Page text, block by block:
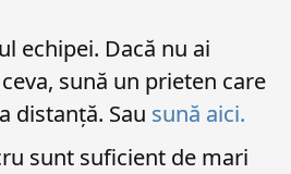
echipei. Dacă nu ai
sună un prieten care
distanță. Sau sună aici.
sunt suficient de mari